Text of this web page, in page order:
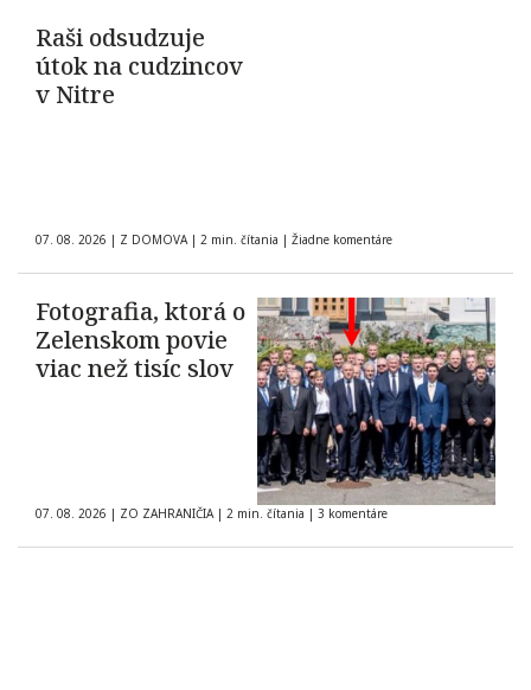
Raši odsudzuje
útok na cudzincov
v Nitre
07. 08. 2026 | Z DOMOVA | 2 min. čítania | Žiadne komentáre
Fotografia, ktorá o
Zelenskom povie
viac než tisíc slov
07. 08. 2026 | ZO ZAHRANIČIA | 2 min. čítania | 3 komentáre